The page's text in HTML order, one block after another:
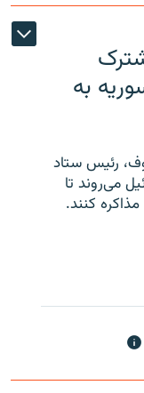
به
رئیس ستاد
می‌روند تا
کنند.